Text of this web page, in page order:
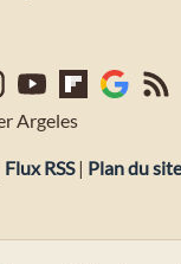
Argeles
Flux RSS| Plan du site